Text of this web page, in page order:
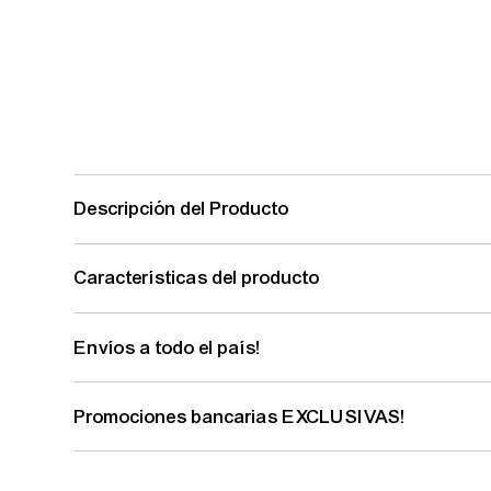
Descripción del Producto
Características del producto
Envíos a todo el país!
Promociones bancarias EXCLUSIVAS!